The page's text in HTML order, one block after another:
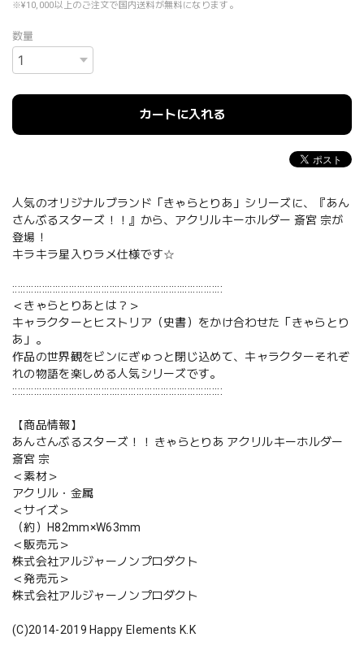
※¥10,000以上のご注文で国内送料が無料になります。
数量
カートに入れる
人気のオリジナルブランド「きゃらとりあ」シリーズに、『あん
さんぶるスターズ！！』から、アクリルキーホルダー 斎宮 宗が
登場！
キラキラ星入りラメ仕様です☆
::::::::::::::::::::::::::::::::::::::::::::::::::::::::::::::::::::::::::::::
＜きゃらとりあとは？＞
キャラクターとヒストリア（史書）をかけ合わせた「きゃらとり
あ」。
作品の世界観をビンにぎゅっと閉じ込めて、キャラクターそれぞ
れの物語を楽しめる人気シリーズです。
::::::::::::::::::::::::::::::::::::::::::::::::::::::::::::::::::::::::::::::
【商品情報】
あんさんぶるスターズ！！ きゃらとりあ アクリルキーホルダー
斎宮 宗
＜素材＞
アクリル・金属
＜サイズ＞
（約）H82mm×W63mm
＜販売元＞
株式会社アルジャーノンプロダクト
＜発売元＞
株式会社アルジャーノンプロダクト
(C)2014-2019 Happy Elements K.K